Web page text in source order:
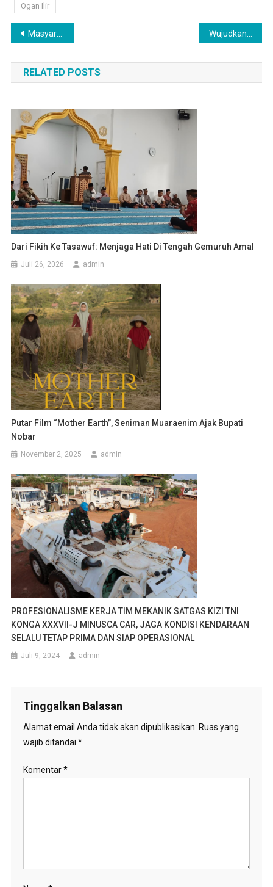
Ogan Ilir
Navigasi
pos
Masyarakat, Tokoh Agama, Dan Seluruh Lapisan Masyarakat Mendo’akan Ratu Dewa dan Prima Salam
RELATED POSTS
Dari Fikih Ke Tasawuf: Menjaga Hati Di Tengah Gemuruh Amal
Juli 26, 2026 admin
Putar Film “Mother Earth”, Seniman Muaraenim Ajak Bupati
Nobar
November 2, 2025 admin
PROFESIONALISME KERJA TIM MEKANIK SATGAS KIZI TNI
KONGA XXXVII-J MINUSCA CAR, JAGA KONDISI KENDARAAN
SELALU TETAP PRIMA DAN SIAP OPERASIONAL
Juli 9, 2024 admin
Tinggalkan Balasan
Alamat email Anda tidak akan dipublikasikan. Ruas yang
wajib ditandai *
Komentar*